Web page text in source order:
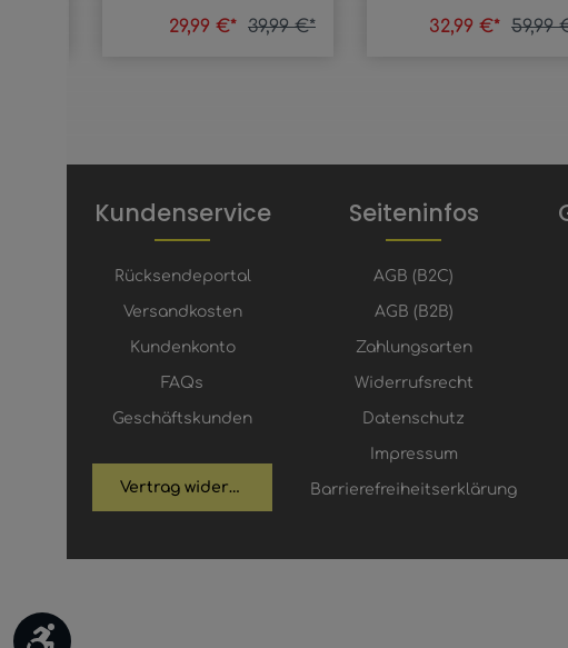
29,99 €* 39,99 €* 32,99 €* 59,99
Kundenservice
Rücksendeportal
Versandkosten
Kundenkonto
FAQs
Geschäftskunden
Vertrag widerrufen
Seiteninfos
AGB (B2C)
AGB (B2B)
Zahlungsarten
Widerrufsrecht
Datenschutz
Impressum
Barrierefreiheitserklärung
Werkzeugleiste anzeigen